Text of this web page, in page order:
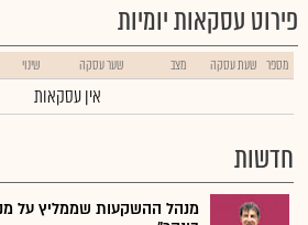
פירוט עסקאות יומיות
מספר שעת עסקה מצב שער עסקה שינוי
אין עסקאות
חדשות
מנהל ההשקעות שממליץ על